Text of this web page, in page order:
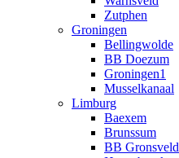
Zutphen
Groningen
Bellingwolde
BB Doezum
Groningen1
Musselkanaal
Limburg
Baexem
Brunssum
BB Gronsveld